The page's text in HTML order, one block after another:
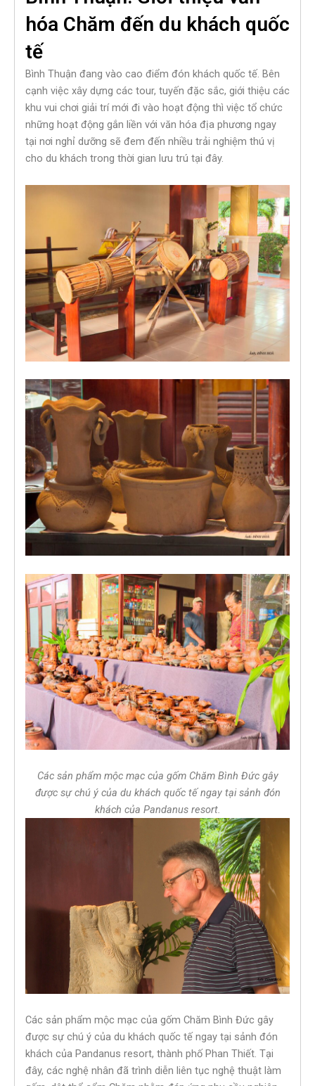
hóa Chăm đến du khách quốc
tế
Bình Thuận đang vào cao điểm đón khách quốc tế. Bên
cạnh việc xây dựng các tour, tuyến đặc sắc, giới thiệu các
khu vui chơi giải trí mới đi vào hoạt động thì việc tổ chức
những hoạt động gắn liền với văn hóa địa phương ngay
tại nơi nghỉ dưỡng sẽ đem đến nhiều trải nghiệm thú vị
cho du khách trong thời gian lưu trú tại đây.
Các sản phẩm mộc mạc của gốm Chăm Bình Đức gây
được sự chú ý của du khách quốc tế ngay tại sảnh đón
khách của Pandanus resort.
Các sản phẩm mộc mạc của gốm Chăm Bình Đức gây
được sự chú ý của du khách quốc tế ngay tại sảnh đón
khách của Pandanus resort, thành phố Phan Thiết. Tại
đây, các nghệ nhân đã trình diễn liên tục nghệ thuật làm